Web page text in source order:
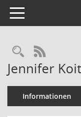
Toggle navigation
RSS-
Jennifer
Informationen